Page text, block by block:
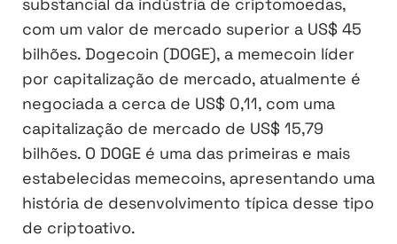
com um valor de mercado superior a US$ 45
bilhões. Dogecoin (DOGE), a memecoin líder
por capitalização de mercado, atualmente é
negociada a cerca de US$ 0,11, com uma
capitalização de mercado de US$ 15,79
bilhões. O DOGE é uma das primeiras e mais
estabelecidas memecoins, apresentando uma
história de desenvolvimento típica desse tipo
de criptoativo.